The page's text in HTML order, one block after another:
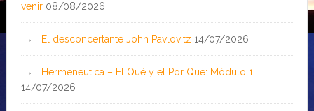
venir 08/08/2026
El desconcertante John Pavlovitz 14/07/2026
Hermenéutica – El Qué y el Por Qué: Módulo 1
14/07/2026